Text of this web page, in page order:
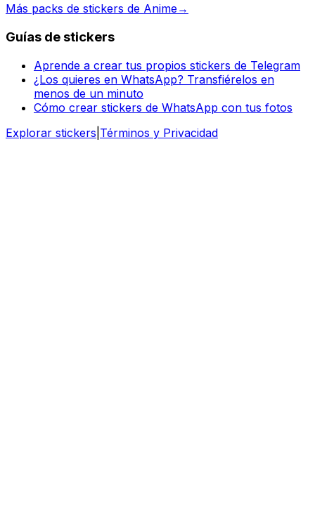
Más packs de stickers de Anime→
Guías de stickers
Aprende a crear tus propios stickers de Telegram
¿Los quieres en WhatsApp? Transfiérelos en
menos de un minuto
Cómo crear stickers de WhatsApp con tus fotos
Explorar stickers Términos y Privacidad